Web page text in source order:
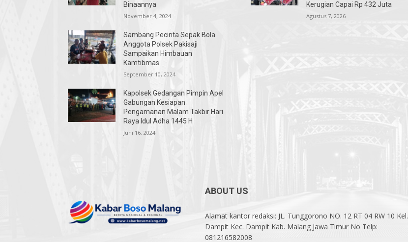
Binaannya
November 4, 2024
Sambang Pecinta Sepak Bola
Anggota Polsek Pakisaji
Sampaikan Himbauan
Kamtibmas
September 10, 2024
Kapolsek Gedangan Pimpin Apel
Gabungan Kesiapan
Pengamanan Malam Takbir Hari
Raya Idul Adha 1445 H
Juni 16, 2024
Kerugian Capai Rp 432 Juta
Agustus 7, 2026
ABOUT US
Alamat kantor redaksi: JL. Tunggorono NO. 12 RT 04 RW 10 Kel.
Dampit Kec. Dampit Kab. Malang Jawa Timur No Telp:
081216582008